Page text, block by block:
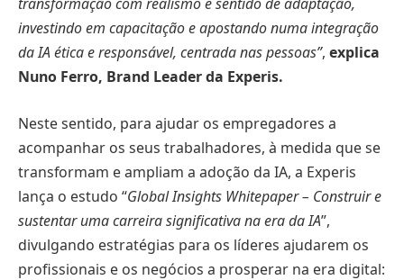
investindo em capacitação e apostando numa integração
da IA ética e responsável, centrada nas pessoas”, explica
Nuno Ferro, Brand Leader da Experis.
Neste sentido, para ajudar os empregadores a
acompanhar os seus trabalhadores, à medida que se
transformam e ampliam a adoção da IA, a Experis
lança o estudo “Global Insights Whitepaper – Construir e
sustentar uma carreira significativa na era da IA”,
divulgando estratégias para os líderes ajudarem os
profissionais e os negócios a prosperar na era digital: